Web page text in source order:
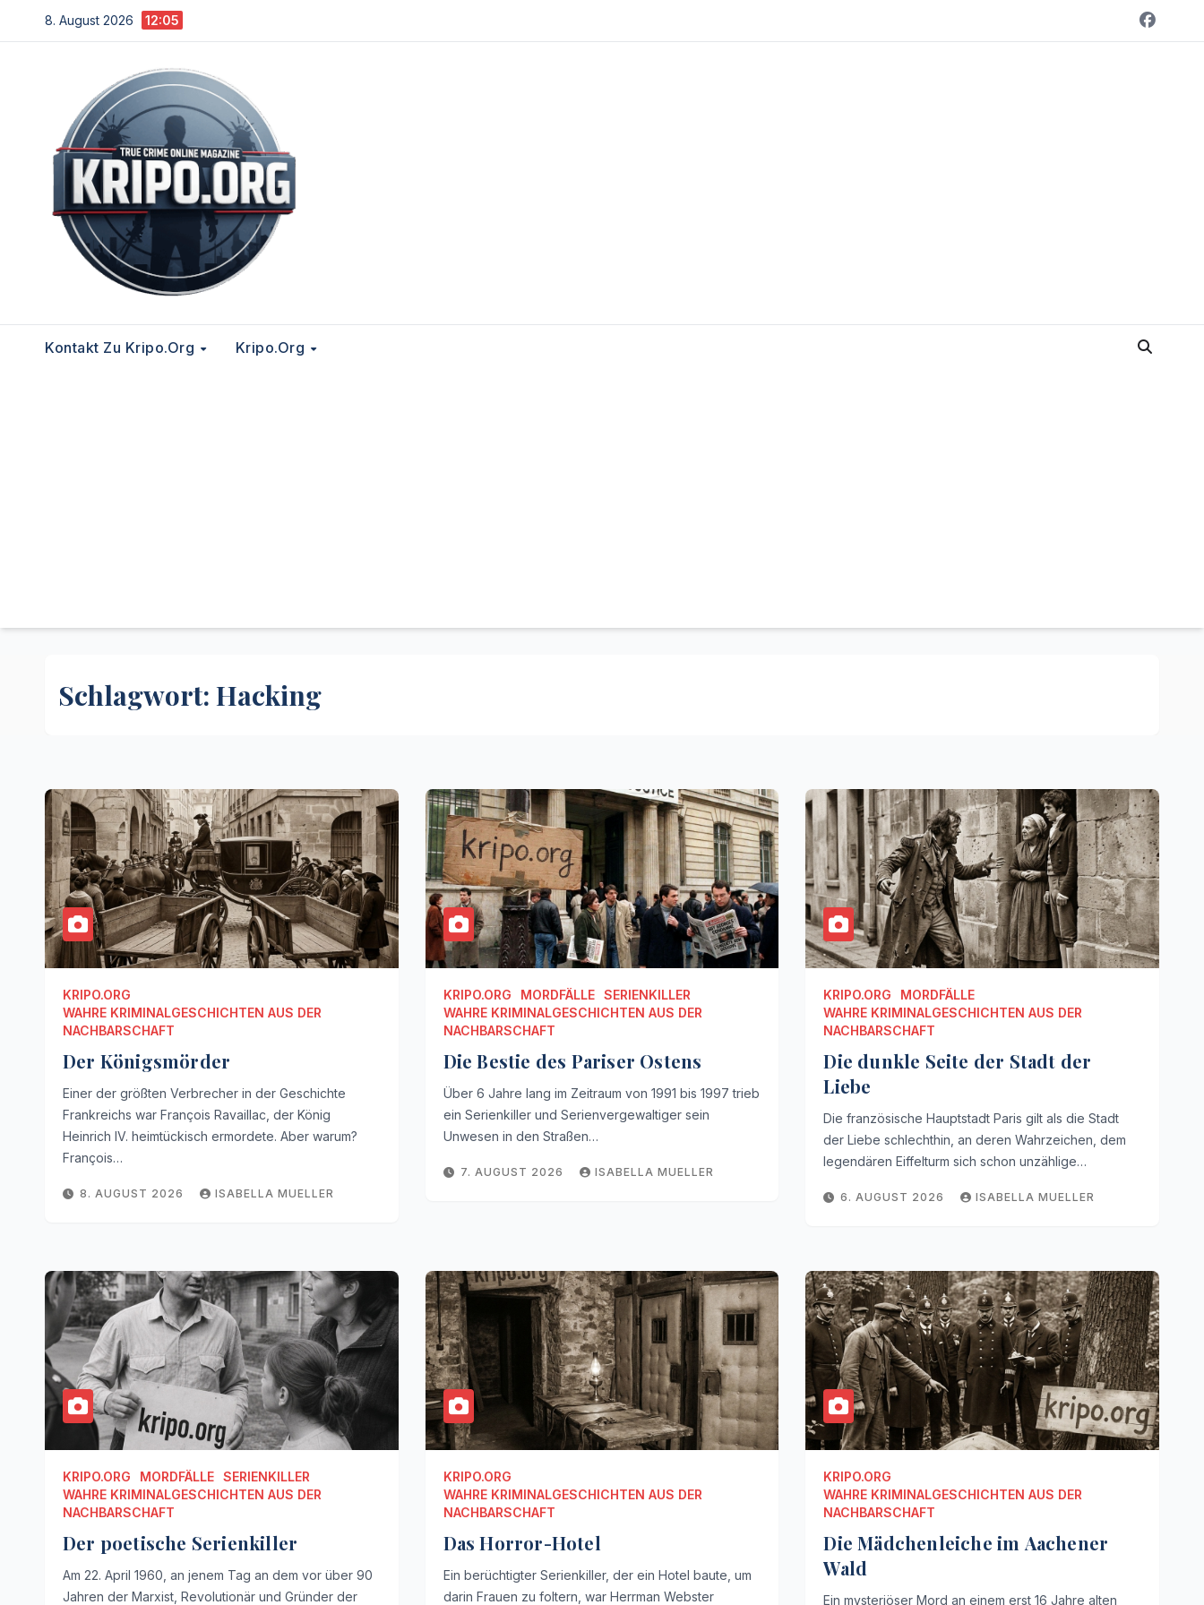
Inhalt
8. August 2026 12:05
Kontakt Zu Kripo.org Kripo.org
Schlagwort: Hacking
KRIPO.ORG
WAHRE KRIMINALGESCHICHTEN AUS DER
NACHBARSCHAFT
Der Königsmörder
Einer der größten Verbrecher in der Geschichte
Frankreichs war François Ravaillac, der König
Heinrich IV. heimtückisch ermordete. Aber warum?
François…
8. AUGUST 2026 ISABELLA MUELLER
KRIPO.ORG MORDFÄLLE
SERIENKILLER
WAHRE KRIMINALGESCHICHTEN AUS DER
NACHBARSCHAFT
Die Bestie des Pariser Ostens
Über 6 Jahre lang im Zeitraum von 1991 bis 1997 trieb
ein Serienkiller und Serienvergewaltiger sein
Unwesen in den Straßen…
7. AUGUST 2026 ISABELLA MUELLER
KRIPO.ORG
MORDFÄLLE
WAHRE KRIMINALGESCHICHTEN AUS DER
NACHBARSCHAFT
Die dunkle Seite der Stadt der
Liebe
Die französische Hauptstadt Paris gilt als die Stadt
der Liebe schlechthin, an deren Wahrzeichen, dem
legendären Eiffelturm sich schon unzählige…
6. AUGUST 2026 ISABELLA MUELLER
KRIPO.ORG MORDFÄLLE SERIENKILLER
WAHRE KRIMINALGESCHICHTEN AUS DER
NACHBARSCHAFT
Der poetische Serienkiller
Am 22. April 1960, an jenem Tag an dem vor über 90
Jahren der Marxist, Revolutionär und Gründer der
KRIPO.ORG
WAHRE KRIMINALGESCHICHTEN AUS DER
NACHBARSCHAFT
Das Horror-Hotel
Ein berüchtigter Serienkiller, der ein Hotel baute, um
darin Frauen zu foltern, war Herrman Webster
KRIPO.ORG
WAHRE KRIMINALGESCHICHTEN AUS DER
NACHBARSCHAFT
Die Mädchenleiche im Aachener
Wald
Ein mysteriöser Mord an einem erst 16 Jahre alten